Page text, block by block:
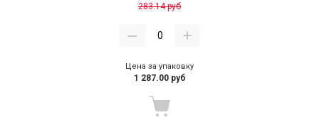
283.14 руб
Цена за упаковку
1 287.00 руб